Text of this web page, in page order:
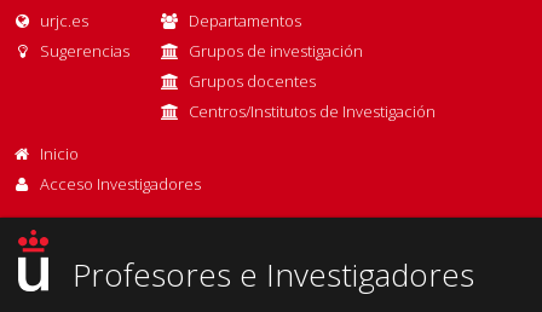
urjc.es
Sugerencias
Departamentos
Grupos de investigación
Grupos docentes
Centros/Institutos de Investigación
Inicio
Acceso Investigadores
Profesores e Investigadores